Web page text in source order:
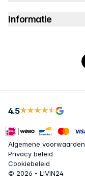
Informatie
4.5
Algemene voorwaarden
Privacy beleid
Cookiebeleid
© 2026 - LIVIN24